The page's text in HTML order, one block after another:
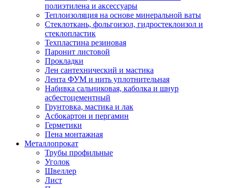
полиэтилена и аксессуары
Теплоизоляция на основе минеральной ваты
Стеклоткань, фольгоизол, гидростеклоизол и
стеклопластик
Техпластина резиновая
Паронит листовой
Прокладки
Лен сантехнический и мастика
Лента ФУМ и нить уплотнительная
Набивка сальниковая, каболка и шнур
асбестоцементный
Грунтовка, мастика и лак
Асбокартон и пергамин
Герметики
Пена монтажная
Металлопрокат
Трубы профильные
Уголок
Швеллер
Лист